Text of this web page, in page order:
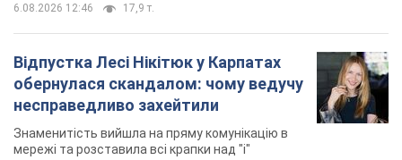
6.08.2026 12:46 17,9 т.
Відпустка Лесі Нікітюк у Карпатах
обернулася скандалом: чому ведучу
несправедливо захейтили
Знаменитість вийшла на пряму комунікацію в
мережі та розставила всі крапки над "і"